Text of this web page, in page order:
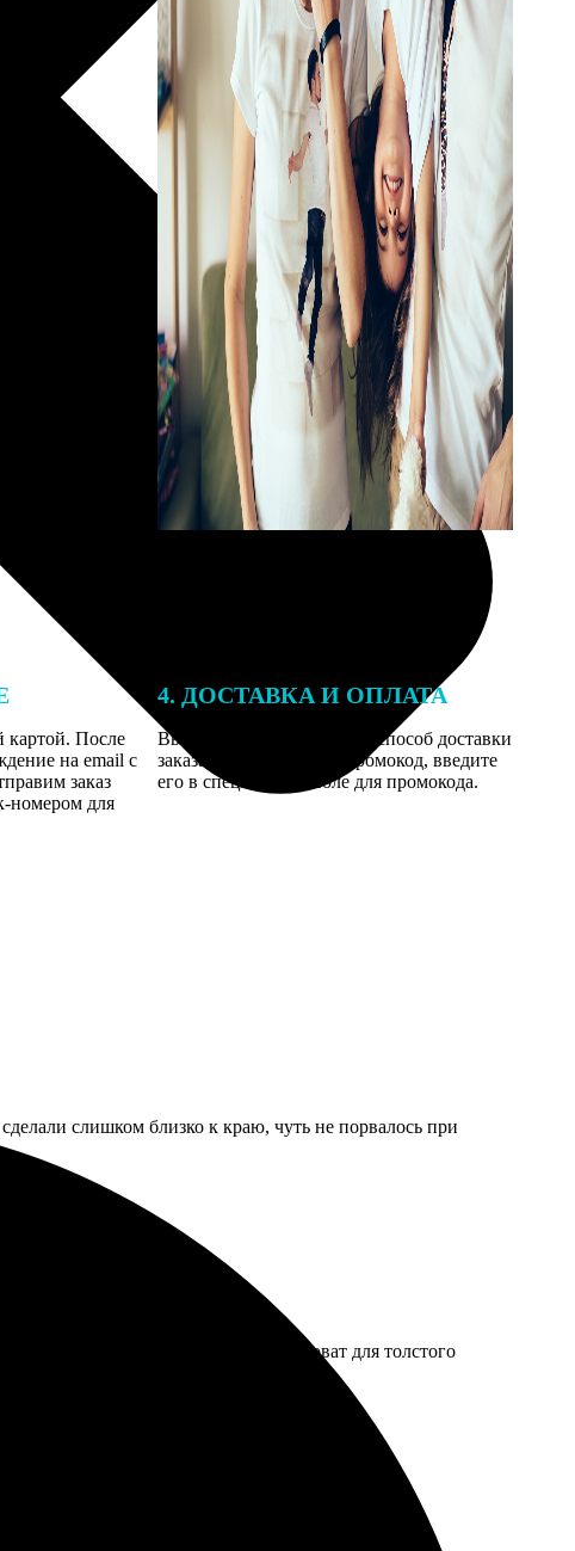
картой. После
на email с
заказ
номером для
4. ДОСТАВКА И ОПЛАТА
Введите адрес и выберите способ доставки
заказа. Если у вас есть промокод, введите
его в специальное поле для промокода.
слишком близко к краю, чуть не порвалось при
заказывала. Минус — магнит слабоват для толстого